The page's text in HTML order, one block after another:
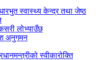
स्वास्थ्य केन्द्र तथा जेष्ठ
लोभ्याउँछ
अनुगमन
स्वीकारोक्ति